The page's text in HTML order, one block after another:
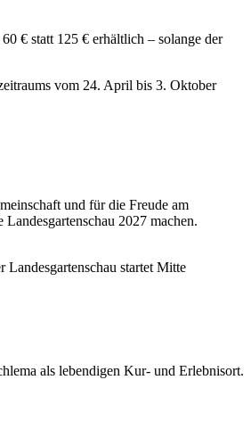
€ statt 125 € erhältlich – solange der
vom 24. April bis 3. Oktober
und für die Freude am
2027 machen.
startet Mitte
als lebendigen Kur- und Erlebnisort.